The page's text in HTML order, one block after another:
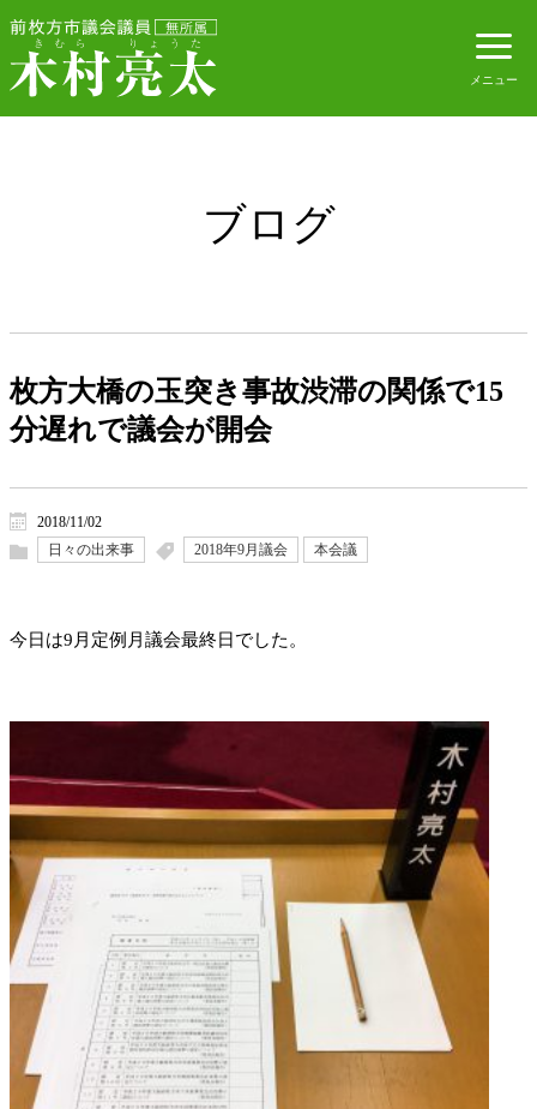
ブログ
枚方大橋の玉突き事故渋滞の関係で15
分遅れで議会が開会
2018/11/02
日々の出来事
2018年9月議会 本会議
今日は9月定例月議会最終日でした。